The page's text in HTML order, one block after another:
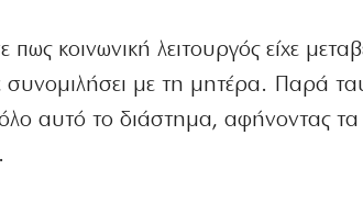
κοινωνική λειτουργός είχε
συνομιλήσει με τη μητέρα. Παρά
αυτό το διάστημα, αφήνοντας